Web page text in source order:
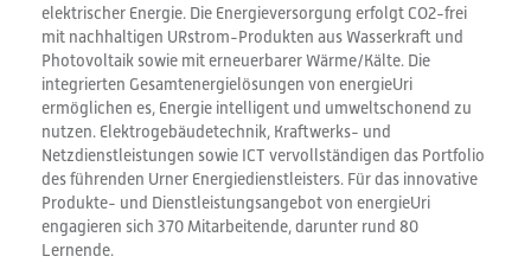
elektrischer Energie. Die Energieversorgung erfolgt CO2-frei
mit nachhaltigen URstrom-Produkten aus Wasserkraft und
Photovoltaik sowie mit erneuerbarer Wärme/Kälte. Die
integrierten Gesamtenergielösungen von energieUri
ermöglichen es, Energie intelligent und umweltschonend zu
nutzen. Elektrogebäudetechnik, Kraftwerks- und
Netzdienstleistungen sowie ICT vervollständigen das Portfolio
des führenden Urner Energiedienstleisters. Für das innovative
Produkte- und Dienstleistungsangebot von energieUri
engagieren sich 370 Mitarbeitende, darunter rund 80
Lernende.